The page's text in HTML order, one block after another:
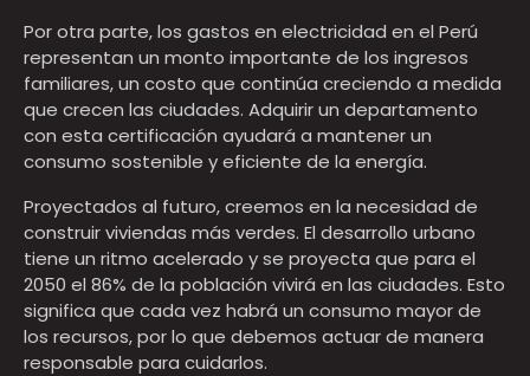
Por otra parte, los gastos en electricidad en el Perú
representan un monto importante de los ingresos
familiares, un costo que continúa creciendo a medida
que crecen las ciudades. Adquirir un departamento
con esta certificación ayudará a mantener un
consumo sostenible y eficiente de la energía.
Proyectados al futuro, creemos en la necesidad de
construir viviendas más verdes. El desarrollo urbano
tiene un ritmo acelerado y se proyecta que para el
2050 el 86% de la población vivirá en las ciudades. Esto
significa que cada vez habrá un consumo mayor de
los recursos, por lo que debemos actuar de manera
responsable para cuidarlos.